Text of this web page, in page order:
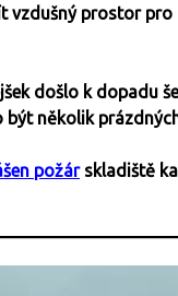
vzdušný prostor
došlo k dopadu
být několik
požárskladiště